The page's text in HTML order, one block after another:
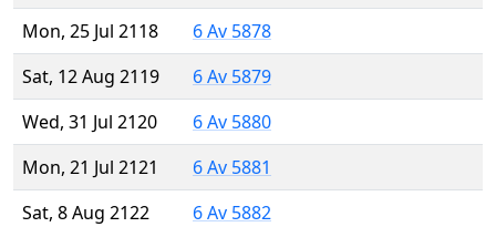
Mon, 25 Jul 2118
6 Av 5878
Sat, 12 Aug 2119
6 Av 5879
Wed, 31 Jul 2120
6 Av 5880
Mon, 21 Jul 2121
6 Av 5881
Sat, 8 Aug 2122
6 Av 5882